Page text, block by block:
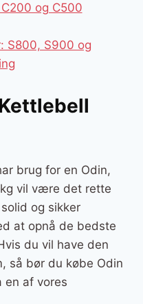
og C500
S800, S900 og
brug for en Odin,
vil være det rette
og sikker
at opnå de bedste
du vil have den
så bør du købe Odin
en af vores